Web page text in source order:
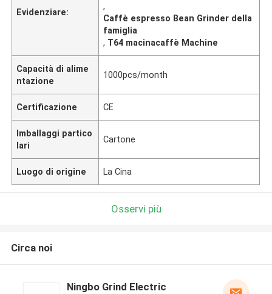
Evidenziare:
,
Caffè espresso Bean Grinder della
famiglia
, T64 macinacaffè Machine
Capacità di alime
ntazione
1000pcs/month
Certificazione CE
Imballaggi partico
lari
Cartone
Luogo di origine La Cina
Osservi più
Circa noi
Ningbo Grind Electric